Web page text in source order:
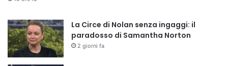
La Circe di Nolan senza ingaggi: il
paradosso di Samantha Norton
2 giorni fa